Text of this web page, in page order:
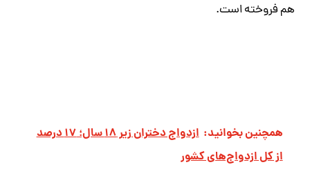
هم فروخته است.
همچنین بخوانید:
ازدواج دختران زیر ۱۸ سال؛ ۱۷ درصد
از کل ازدواج‌های کشور